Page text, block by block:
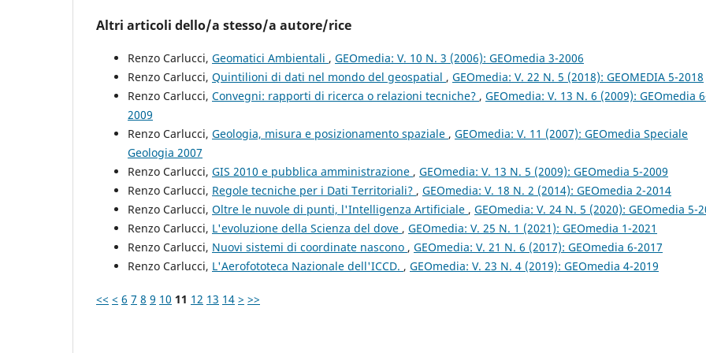
Altri articoli dello/a stesso/a autore/rice
Renzo Carlucci, Geomatici Ambientali , GEOmedia: V. 10 N. 3 (2006): GEOmedia 3-2006
Renzo Carlucci, Quintilioni di dati nel mondo del geospatial , GEOmedia: V. 22 N. 5 (2018): GEOMEDIA 5-2018
Renzo Carlucci, Convegni: rapporti di ricerca o relazioni tecniche? , GEOmedia: V. 13 N. 6 (2009): GEOmedia
2009
Renzo Carlucci, Geologia, misura e posizionamento spaziale , GEOmedia: V. 11 (2007): GEOmedia Speciale
Geologia 2007
Renzo Carlucci, GIS 2010 e pubblica amministrazione , GEOmedia: V. 13 N. 5 (2009): GEOmedia 5-2009
Renzo Carlucci, Regole tecniche per i Dati Territoriali? , GEOmedia: V. 18 N. 2 (2014): GEOmedia 2-2014
Renzo Carlucci, Oltre le nuvole di punti, l'Intelligenza Artificiale , GEOmedia: V. 24 N. 5 (2020): GEOmedia 5-
Renzo Carlucci, L'evoluzione della Scienza del dove , GEOmedia: V. 25 N. 1 (2021): GEOmedia 1-2021
Renzo Carlucci, Nuovi sistemi di coordinate nascono , GEOmedia: V. 21 N. 6 (2017): GEOmedia 6-2017
Renzo Carlucci, L'Aerofototeca Nazionale dell'ICCD. , GEOmedia: V. 23 N. 4 (2019): GEOmedia 4-2019
<< < 6 7 8 9 10 11 12 13 14 > >>